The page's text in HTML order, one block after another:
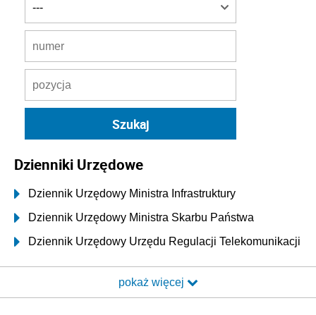
Dzienniki Urzędowe
Dziennik Urzędowy Ministra Infrastruktury
Dziennik Urzędowy Ministra Skarbu Państwa
Dziennik Urzędowy Urzędu Regulacji Telekomunikacji
Dziennik Urzędowy Ministra Transportu i Budownictwa
pokaż więcej